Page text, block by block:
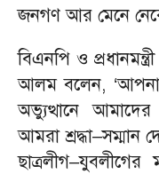
জনগণ আর মেনে
বিএনপি ও
আলম বলেন, ‘আপনার
অভ্যুত্থানে
আমরা শ্রদ্ধা–সম্মান
ছাত্রলীগ–যুবলীগের